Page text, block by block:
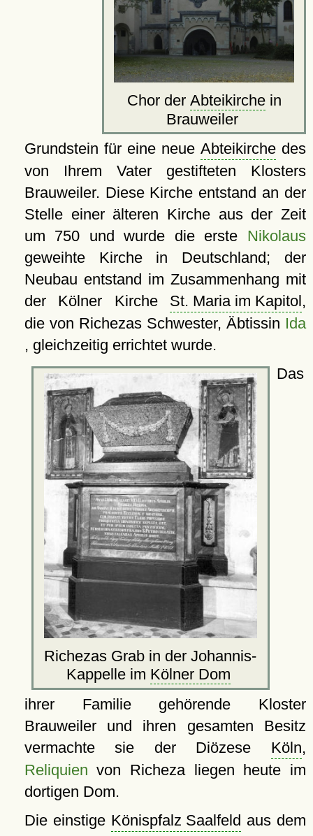
Chor der Abteikirchein
Brauweiler
Grundstein für eine neue Abteikirchedes
von Ihrem Vater gestifteten Klosters
Brauweiler. Diese Kirche entstand an der
Stelle einer älteren Kirche aus der Zeit
um 750 und wurde die erste Nikolaus
geweihte Kirche in Deutschland; der
Neubau entstand im Zusammenhang mit
der Kölner Kirche St. Maria im Kapitol,
die von Richezas Schwester, Äbtissin Ida
, gleichzeitig errichtet wurde.
Richezas Grab in der Johannis-
Kappelle im Kölner Dom
Das
ihrer Familie gehörende Kloster
Brauweiler und ihren gesamten Besitz
vermachte sie der Diözese Köln,
Reliquien von Richeza liegen heute im
dortigen Dom.
Die einstige Könispfalz Saalfeld aus dem